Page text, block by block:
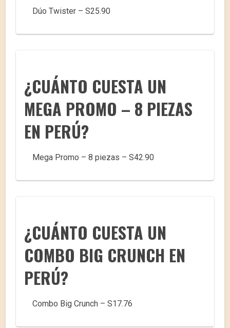
Dúo Twister – S25.90
¿CUÁNTO CUESTA UN
MEGA PROMO – 8 PIEZAS
EN PERÚ?
Mega Promo – 8 piezas – S42.90
¿CUÁNTO CUESTA UN
COMBO BIG CRUNCH EN
PERÚ?
Combo Big Crunch – S17.76